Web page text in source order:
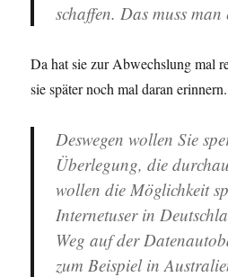
schaffen. Das muss man
Da hat sie zur Abwechslung mal
sie später noch mal daran erinnern.
Deswegen wollen Sie
Überlegung, die
wollen die Möglichkeit
Internetuser in
Weg auf der
zum Beispiel in